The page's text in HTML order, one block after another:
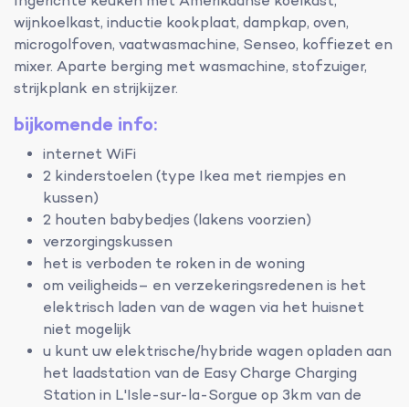
wijnkoelkast, inductie kookplaat, dampkap, oven,
microgolfoven, vaatwasmachine, Senseo, koffiezet en
mixer. Aparte berging met wasmachine, stofzuiger,
strijkplank en strijkijzer.
bijkomende info:
internet WiFi
2 kinderstoelen (type Ikea met riempjes en
kussen)
2 houten babybedjes (lakens voorzien)
verzorgingskussen
het is verboden te roken in de woning
om veiligheids– en verzekeringsredenen is het
elektrisch laden van de wagen via het huisnet
niet mogelijk
u kunt uw elektrische/hybride wagen opladen aan
het laadstation van de Easy Charge Charging
Station in L'Isle-sur-la-Sorgue op 3km van de